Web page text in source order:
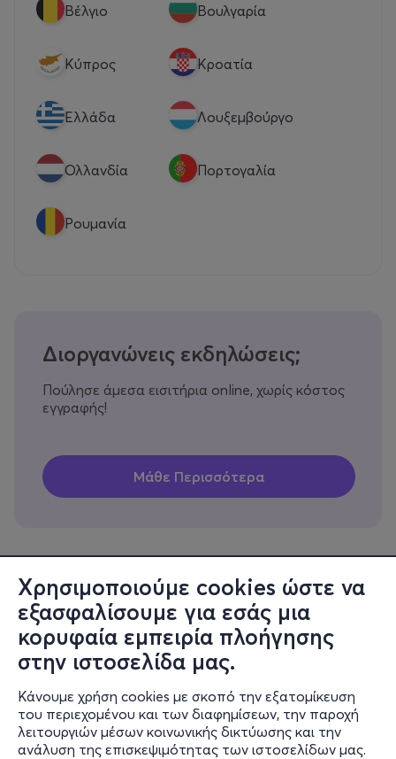
Χρησιμοποιούμε cookies ώστε να
εξασφαλίσουμε για εσάς μια
κορυφαία εμπειρία πλοήγησης
στην ιστοσελίδα μας.
Κάνουμε χρήση cookies με σκοπό την εξατομίκευση
του περιεχομένου και των διαφημίσεων, την παροχή
λειτουργιών μέσων κοινωνικής δικτύωσης και την
ανάλυση της επισκεψιμότητας των ιστοσελίδων μας.
Βέλγιο Βουλγαρία
Κύπρος Κροατία
Eλλάδα Λουξεμβούργο
Ολλανδία Πορτογαλία
Ρουμανία
Διοργανώνεις εκδηλώσεις;
Πούλησε άμεσα εισιτήρια online, χωρίς κόστος
εγγραφής!
Πληροφορίες
Υποστήριξη
Stay Connected